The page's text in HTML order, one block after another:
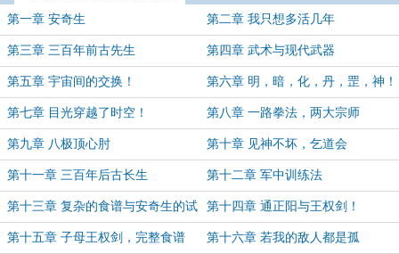
第一章 安奇生 第二章 我只想多活几年
第三章 三百年前古先生 第四章 武术与现代武器
第五章 宇宙间的交换！ 第六章 明，暗，化，丹，罡，神！
第七章 目光穿越了时空！ 第八章 一路拳法，两大宗师
第九章 八极顶心肘 第十章 见神不坏，乞道会
第十一章 三百年后古长生 第十二章 军中训练法
第十三章 复杂的食谱与安奇生的试
药人
第十四章 通正阳与王权剑！
第十五章 子母王权剑，完整食谱 第十六章 若我的敌人都是孤